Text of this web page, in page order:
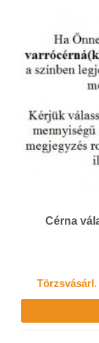
Cérna
Törzsvásárl.